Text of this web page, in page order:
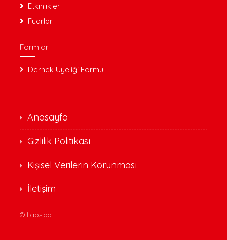
Etkinlikler
Fuarlar
Formlar
Dernek Üyeliği Formu
Anasayfa
Gizlilik Politikası
Kişisel Verilerin Korunması
İletişim
© Labsiad